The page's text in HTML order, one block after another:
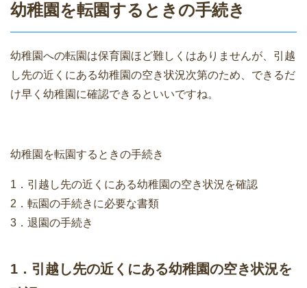
幼稚園を転園するときの手続き
幼稚園への転園は保育園ほど難しくはありませんが、引越
し先の近くにある幼稚園の空き状況次第のため、できるだ
け早く幼稚園に確認できるといいですね。
幼稚園を転園するときの手続き
1．引越し先の近くにある幼稚園の空き状況を確認
2．転園の手続きに必要な書類
3．退園の手続き
1．引越し先の近くにある幼稚園の空き状況を